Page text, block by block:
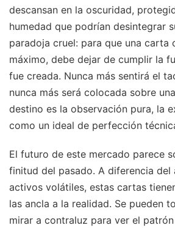
descansan en la oscuridad,
humedad que podrían desintegrar
paradoja cruel: para que una carta
máximo, debe dejar de cumplir la
fue creada. Nunca más sentirá el
nunca más será colocada sobre
destino es la observación pura, la
como un ideal de perfección
El futuro de este mercado parece
finitud del pasado. A diferencia
activos volátiles, estas cartas
las ancla a la realidad. Se pueden
mirar a contraluz para ver el